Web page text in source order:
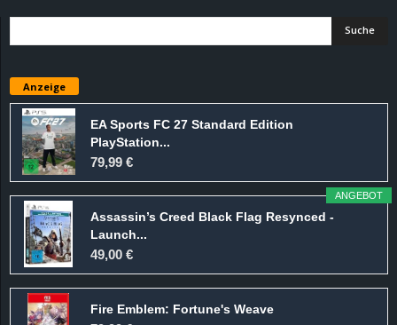
Anzeige
EA Sports FC 27 Standard Edition
PlayStation...
79,99 €
ANGEBOT
Assassin’s Creed Black Flag Resynced -
Launch...
49,00 €
Fire Emblem: Fortune's Weave